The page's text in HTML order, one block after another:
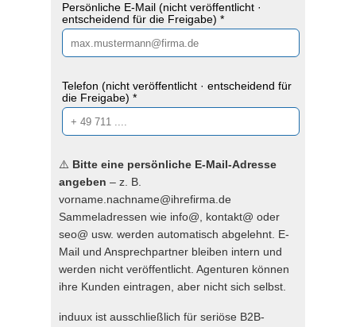
Persönliche E-Mail (nicht veröffentlicht ·
entscheidend für die Freigabe) *
Telefon (nicht veröffentlicht · entscheidend für
die Freigabe) *
⚠️ Bitte eine persönliche E-Mail-Adresse
angeben – z. B.
vorname.nachname@ihrefirma.de
Sammeladressen wie info@, kontakt@ oder
seo@ usw. werden automatisch abgelehnt. E-
Mail und Ansprechpartner bleiben intern und
werden nicht veröffentlicht. Agenturen können
ihre Kunden eintragen, aber nicht sich selbst.
induux ist ausschließlich für seriöse B2B-